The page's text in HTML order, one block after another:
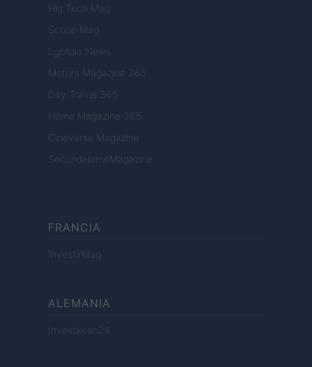
Hig Tech Mag
Scoop Mag
Lgbtqia News
Motors Magazine 365
Day Travel 365
Home Magazine 365
Cineverse Magazine
SecondHomeMagazine
FRANCIA
InvestirMag
ALEMANIA
Investieren24